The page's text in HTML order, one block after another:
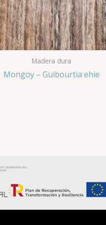
Madera dura
Mongoy – Guibourtia ehie